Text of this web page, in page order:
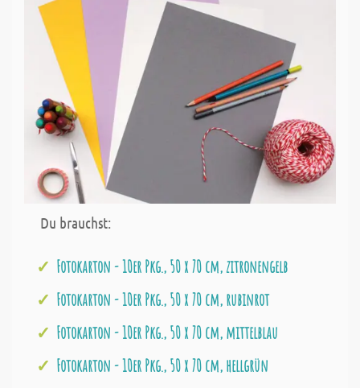
Du brauchst:
Fotokarton - 10er Pkg., 50 x 70 cm, zitronengelb
Fotokarton - 10er Pkg., 50 x 70 cm, rubinrot
Fotokarton - 10er Pkg., 50 x 70 cm, mittelblau
Fotokarton - 10er Pkg., 50 x 70 cm, hellgrün